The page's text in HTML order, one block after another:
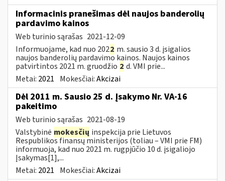
Informacinis pranešimas dėl naujos banderolių
pardavimo kainos
Web turinio sąrašas 2021-12-09
Informuojame, kad nuo 2022 m. sausio 3 d. įsigalios
naujos banderolių pardavimo kainos. Naujos kainos
patvirtintos 2021 m. gruodžio 2 d. VMI prie...
Metai: 2021 Mokesčiai:Akcizai
Dėl 2011 m. Sausio 25 d. Įsakymo Nr. VA-16
pakeitimo
Web turinio sąrašas 2021-08-19
Valstybinė mokesčių inspekcija prie Lietuvos
Respublikos finansų ministerijos (toliau – VMI prie FM)
informuoja, kad nuo 2021 m. rugpjūčio 10 d. įsigaliojo
Įsakymas[1],...
Metai: 2021 Mokesčiai:Akcizai